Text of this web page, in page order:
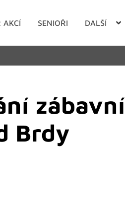
AKCÍ SENIOŘI DALŠÍ
zábavní
Brdy